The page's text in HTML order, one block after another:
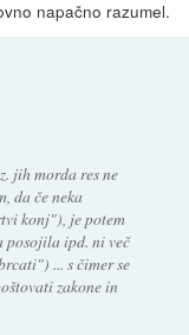
napačno razumel.
jih morda res ne
da če neka
konj"), je potem
posojila ipd. ni več
... s čimer se
zakone in